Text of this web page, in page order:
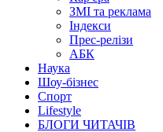
ЗМІ та реклама
Індекси
Прес-релізи
АБК
Наука
Шоу-бізнес
Спорт
Lifestyle
БЛОГИ ЧИТАЧІВ